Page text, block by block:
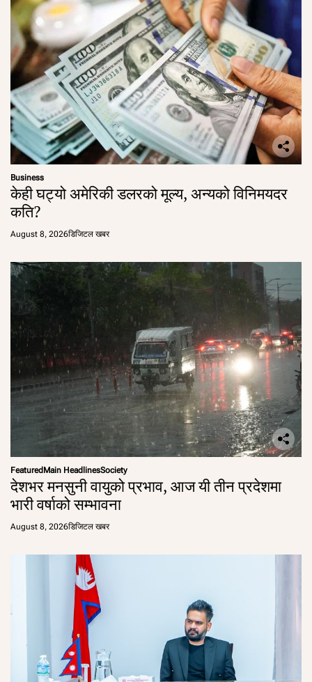
Business
केही घट्यो अमेरिकी डलरको मूल्य, अन्यको विनिमयदर
कति?
August 8, 2026डिजिटल खबर
FeaturedMain HeadlinesSociety
देशभर मनसुनी वायुको प्रभाव, आज यी तीन प्रदेशमा
भारी वर्षाको सम्भावना
August 8, 2026डिजिटल खबर